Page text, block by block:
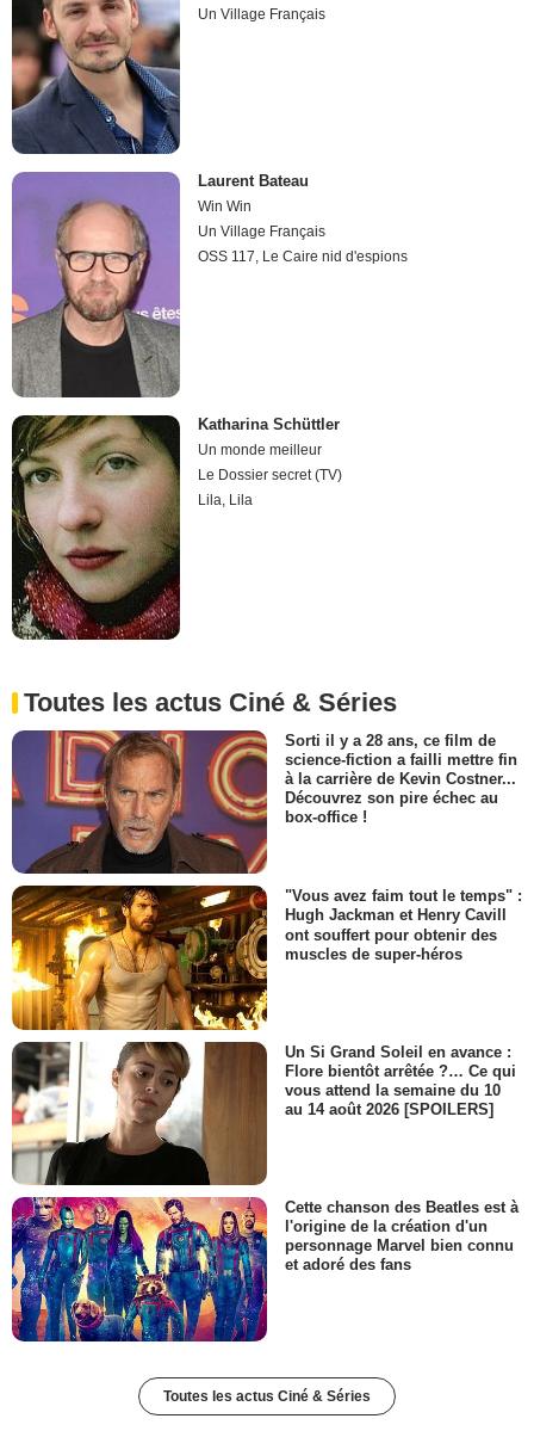
Un Village Français
Laurent Bateau
Win Win
Un Village Français
OSS 117, Le Caire nid d'espions
Katharina Schüttler
Un monde meilleur
Le Dossier secret (TV)
Lila, Lila
Toutes les actus Ciné & Séries
Sorti il y a 28 ans, ce film de
science-fiction a failli mettre fin
à la carrière de Kevin Costner...
Découvrez son pire échec au
box-office !
"Vous avez faim tout le temps" :
Hugh Jackman et Henry Cavill
ont souffert pour obtenir des
muscles de super-héros
Un Si Grand Soleil en avance :
Flore bientôt arrêtée ?… Ce qui
vous attend la semaine du 10
au 14 août 2026 [SPOILERS]
Cette chanson des Beatles est à
l'origine de la création d'un
personnage Marvel bien connu
et adoré des fans
Toutes les actus Ciné & Séries